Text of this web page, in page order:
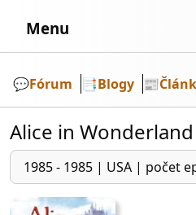
Menu
💬️Fórum 📑Blogy 📰
Alice in Wonderland
1985 - 1985 | USA | počet